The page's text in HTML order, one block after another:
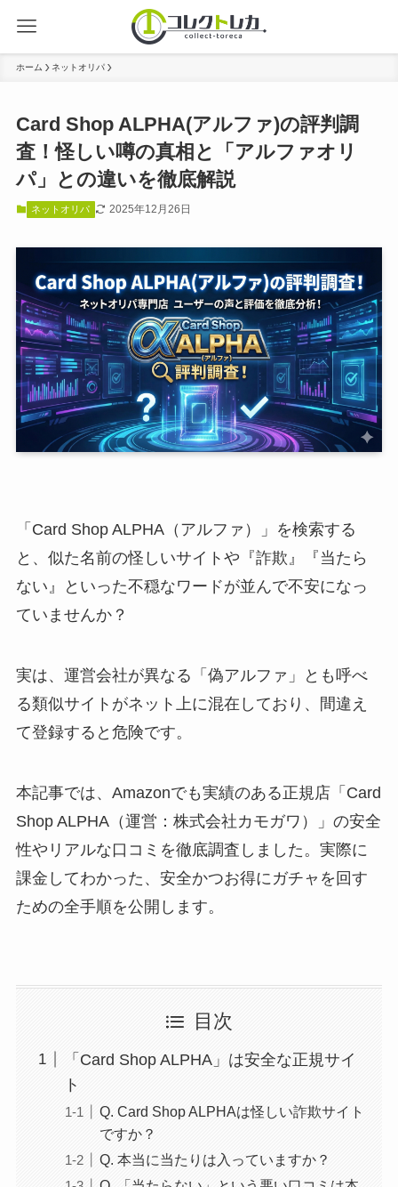
ホーム ネットオリパ
Card Shop ALPHA(アルファ)の評判調
査！怪しい噂の真相と「アルファオリ
パ」との違いを徹底解説
ネットオリパ 2025年12月26日
「Card Shop ALPHA（アルファ）」を検索する
と、似た名前の怪しいサイトや『詐欺』『当たら
ない』といった不穏なワードが並んで不安になっ
ていませんか？
実は、運営会社が異なる「偽アルファ」とも呼べ
る類似サイトがネット上に混在しており、間違え
て登録すると危険です。
本記事では、Amazonでも実績のある正規店「Card
Shop ALPHA（運営：株式会社カモガワ）」の安全
性やリアルな口コミを徹底調査しました。実際に
課金してわかった、安全かつお得にガチャを回す
ための全手順を公開します。
目次
「Card Shop ALPHA」は安全な正規サイ
ト
Q. Card Shop ALPHAは怪しい詐欺サイト
ですか？
Q. 本当に当たりは入っていますか？